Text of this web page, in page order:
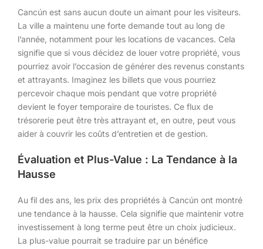
Cancún est sans aucun doute un aimant pour les visiteurs.
La ville a maintenu une forte demande tout au long de
l’année, notamment pour les locations de vacances. Cela
signifie que si vous décidez de louer votre propriété, vous
pourriez avoir l’occasion de générer des revenus constants
et attrayants. Imaginez les billets que vous pourriez
percevoir chaque mois pendant que votre propriété
devient le foyer temporaire de touristes. Ce flux de
trésorerie peut être très attrayant et, en outre, peut vous
aider à couvrir les coûts d’entretien et de gestion.
Évaluation et Plus-Value : La Tendance à la
Hausse
Au fil des ans, les prix des propriétés à Cancún ont montré
une tendance à la hausse. Cela signifie que maintenir votre
investissement à long terme peut être un choix judicieux.
La plus-value pourrait se traduire par un bénéfice